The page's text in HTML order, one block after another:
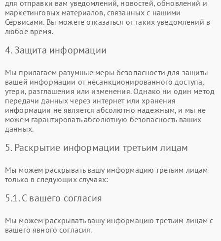
для отправки вам уведомлений, новостей, обновлений и
маркетинговых материалов, связанных с нашими
Сервисами. Вы можете отказаться от таких уведомлений в
любое время.
4. Защита информации
Мы прилагаем разумные меры безопасности для защиты
вашей информации от несанкционированного доступа,
утери, разглашения или изменения. Однако ни один метод
передачи данных через интернет или хранения
информации не является абсолютно надежным, и мы не
можем гарантировать абсолютную безопасность ваших
данных.
5. Раскрытие информации третьим лицам
Мы можем раскрывать вашу информацию третьим лицам
только в следующих случаях:
5.1. С вашего согласия
Мы можем раскрывать вашу информацию третьим лицам с
вашего явного согласия.